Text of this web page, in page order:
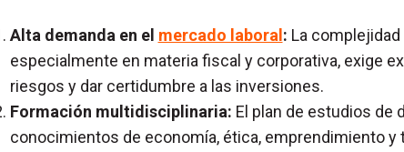
Alta demanda en el mercado laboral : La
especialmente en materia fiscal y corporativa, exige
riesgos y dar certidumbre a las inversiones.
Formación multidisciplinaria: El plan de estudios de
conocimientos de economía, ética, emprendimiento y